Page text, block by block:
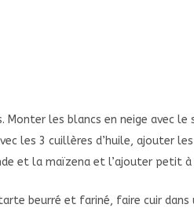
Monter les blancs en neige avec le
les 3 cuillères d’huile, ajouter
et la maïzena et l’ajouter petit
beurré et fariné, faire cuir